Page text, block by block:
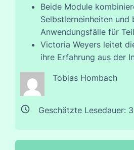
Beide Module
Selbstlerneinheiten
Anwendungsfälle für
Victoria Weyers leitet
ihre Erfahrung aus der
Tobias Hombach
Geschätzte Lesedauer: 3